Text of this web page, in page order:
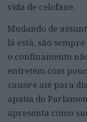
vida de celofane.
Mudando de
lá está, são
o confinamento
entretém com
causee até para
apatia do
apresenta como